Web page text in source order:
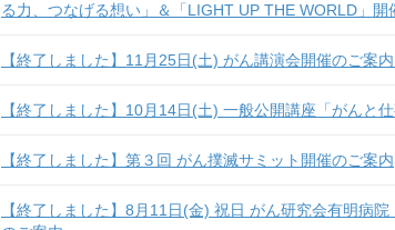
る力、つなげる想い」＆「LIGHT UP THE WORLD」
【終了しました】11月25日(土) がん講演会開催のご案
【終了しました】10月14日(土) 一般公開講座「がんと
【終了しました】第３回 がん撲滅サミット開催のご案内
【終了しました】8月11日(金) 祝日 がん研究会有明病